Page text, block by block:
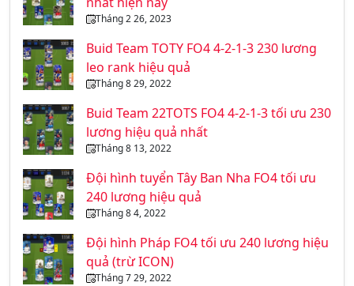
Tháng 2 26, 2023
Buid Team TOTY FO4 4-2-1-3 230 lương
leo rank hiệu quả
Tháng 8 29, 2022
Buid Team 22TOTS FO4 4-2-1-3 tối ưu 230
lương hiệu quả nhất
Tháng 8 13, 2022
Đội hình tuyển Tây Ban Nha FO4 tối ưu
240 lương hiệu quả
Tháng 8 4, 2022
Đội hình Pháp FO4 tối ưu 240 lương hiệu
quả (trừ ICON)
Tháng 7 29, 2022